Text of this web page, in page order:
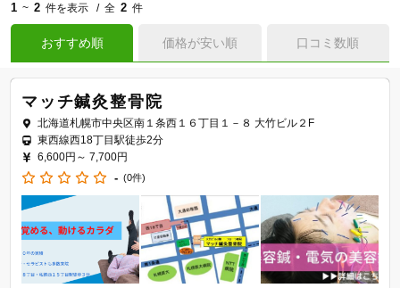
1 ~ 2 件を表示 全 2 件
おすすめ順 価格が安い順 口コミ数順
マッチ鍼灸整骨院
北海道札幌市中央区南１条西１６丁目１－８ 大竹ビル２F
東西線西18丁目駅徒歩2分
6,600円～ 7,700円
- (0件)